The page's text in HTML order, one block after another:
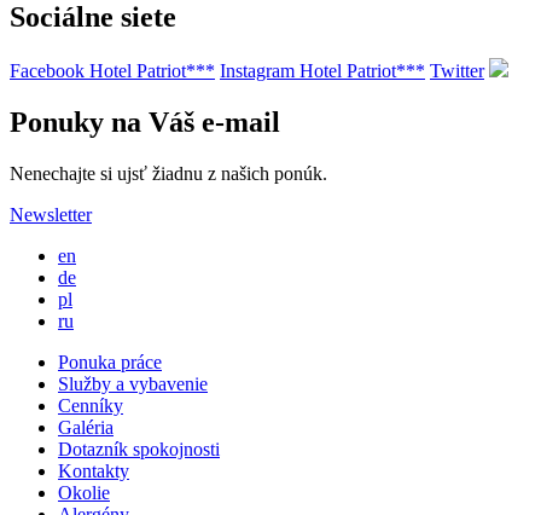
Sociálne siete
Facebook Hotel Patriot*** Instagram Hotel Patriot*** Twitter
Ponuky na Váš e-mail
Nenechajte si ujsť žiadnu z našich ponúk.
Newsletter
en
de
pl
ru
Ponuka práce
Služby a vybavenie
Cenníky
Galéria
Dotazník spokojnosti
Kontakty
Okolie